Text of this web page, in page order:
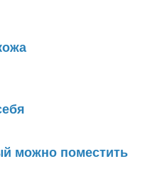
можно поместить